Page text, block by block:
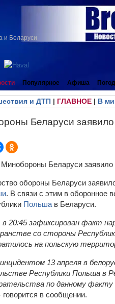
и Беларуси
Популярное Афиша
и ДТП| ГЛАВНОЕ| В
Беларуси
обороны Беларуси
. В связи с этим в оборонное
Польша в Беларуси.
в 20:45 зафиксирован факт
со стороны
на польскую
13 апреля в
Республики Польша в
по данному
говорится в сообщении.